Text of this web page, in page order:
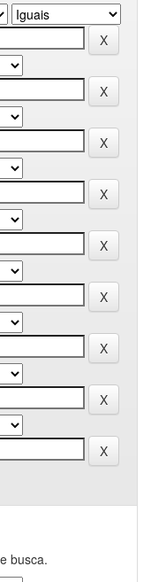
busca.